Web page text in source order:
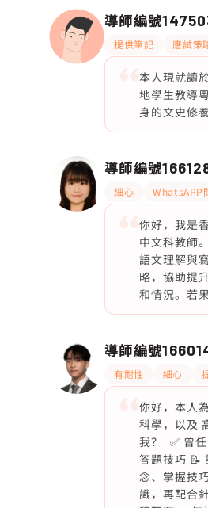
導師編號
提供筆記 應試策
本人現就讀
地學生教導
身的文史修
導師編號
細心 WhatsAPP
你好，我是
中文科教師
語文理解與
略，協助提
和情況。若
導師編號
有耐性 細心
你好，本人
科學，以及
我？ ✅ 曾
答題技巧 📝
念、掌握技
識，再配合